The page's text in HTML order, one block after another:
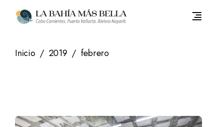
contenido
Inicio 2019 febrero